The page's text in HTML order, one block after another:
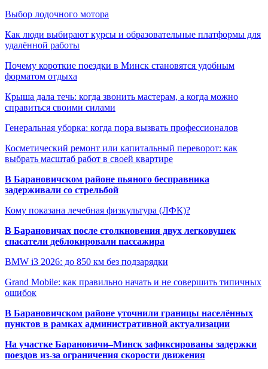
Выбор лодочного мотора
Как люди выбирают курсы и образовательные платформы для
удалённой работы
Почему короткие поездки в Минск становятся удобным
форматом отдыха
Крыша дала течь: когда звонить мастерам, а когда можно
справиться своими силами
Генеральная уборка: когда пора вызвать профессионалов
Косметический ремонт или капитальный переворот: как
выбрать масштаб работ в своей квартире
В Барановичском районе пьяного бесправника
задерживали со стрельбой
Кому показана лечебная физкультура (ЛФК)?
В Барановичах после столкновения двух легковушек
спасатели деблокировали пассажира
BMW i3 2026: до 850 км без подзарядки
Grand Mobile: как правильно начать и не совершить типичных
ошибок
В Барановичском районе уточнили границы населённых
пунктов в рамках административной актуализации
На участке Барановичи–Минск зафиксированы задержки
поездов из-за ограничения скорости движения